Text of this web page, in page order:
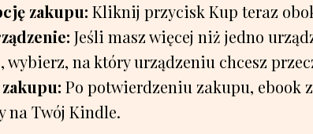
zakupu: Kliknij przycisk Kup teraz
Jeśli masz więcej niż jedno
wybierz, na który urządzeniu chcesz
Po potwierdzeniu zakupu, ebook
na Twój Kindle.